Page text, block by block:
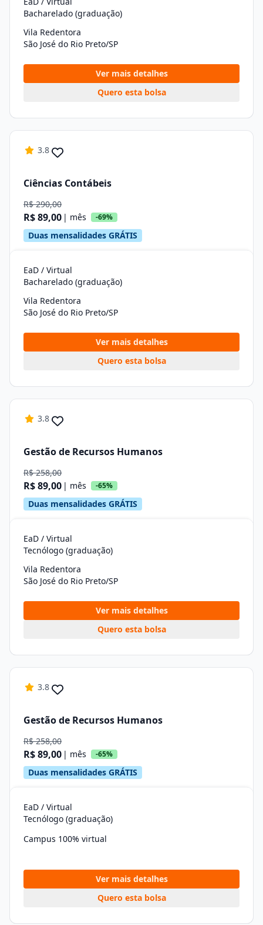
Bacharelado (graduação)
Vila Redentora
São José do Rio Preto/SP
Ver mais detalhes
Quero esta bolsa
3.8
Ciências Contábeis
R$ 290,00
R$ 89,00 | mês -69%
Duas mensalidades GRÁTIS
EaD / Virtual
Bacharelado (graduação)
Vila Redentora
São José do Rio Preto/SP
Ver mais detalhes
Quero esta bolsa
3.8
Gestão de Recursos Humanos
R$ 258,00
R$ 89,00 | mês -65%
Duas mensalidades GRÁTIS
EaD / Virtual
Tecnólogo (graduação)
Vila Redentora
São José do Rio Preto/SP
Ver mais detalhes
Quero esta bolsa
3.8
Gestão de Recursos Humanos
R$ 258,00
R$ 89,00 | mês -65%
Duas mensalidades GRÁTIS
EaD / Virtual
Tecnólogo (graduação)
Campus 100% virtual
Ver mais detalhes
Quero esta bolsa